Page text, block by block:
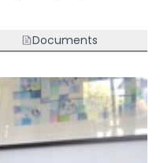
Documents